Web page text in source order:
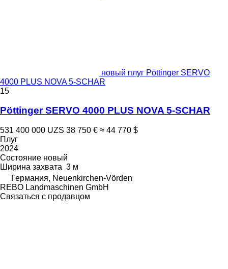
новый плуг Pöttinger SERVO
4000 PLUS NOVA 5-SCHAR
15
Pöttinger SERVO 4000 PLUS NOVA 5-SCHAR
531 400 000 UZS 38 750 € ≈ 44 770 $
Плуг
2024
Состояние новый
Ширина захвата 3 м
Германия, Neuenkirchen-Vörden
REBO Landmaschinen GmbH
Связаться с продавцом